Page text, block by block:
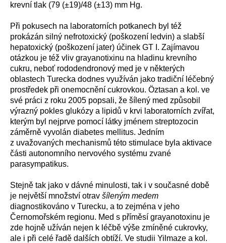
krevní tlak (79 (±19)/48 (±13) mm Hg.
Při pokusech na laboratorních potkanech byl též
prokázán silný nefrotoxický (poškození ledvin) a slabší
hepatoxický (poškození jater) účinek GT I. Zajímavou
otázkou je též vliv grayanotixinu na hladinu krevního
cukru, neboť rododendronový med je v některých
oblastech Turecka dodnes využíván jako tradiční léčebný
prostředek při onemocnění cukrovkou. Öztasan a kol. ve
své práci z roku 2005 popsali, že šílený med způsobil
výrazný pokles glukózy a lipidů v krvi laboratorních zvířat,
kterým byl nejprve pomocí látky jménem streptozocin
záměrně vyvolán diabetes mellitus. Jedním
z uvažovaných mechanismů této stimulace byla aktivace
části autonomního nervového systému zvané
parasympatikus.
Stejně tak jako v dávné minulosti, tak i v současné době
je největší množství otrav šíleným medem
diagnostikováno v Turecku, a to zejména v jeho
Černomořském regionu. Med s příměsí grayanotoxinu je
zde hojně užíván nejen k léčbě výše zmíněné cukrovky,
ale i při celé řadě dalších obtíží. Ve studii Yilmaze a kol.